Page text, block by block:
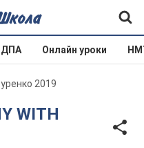
ДПА Онлайн уроки
2019